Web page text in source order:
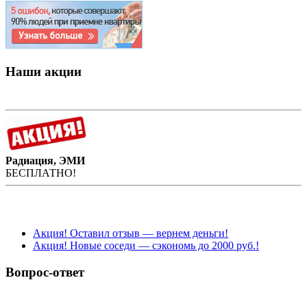
Наши акции
Радиация, ЭМИ
БЕСПЛАТНО!
Акция! Оставил отзыв — вернем деньги!
Акция! Новые соседи — сэкономь до 2000 руб.!
Вопрос-ответ